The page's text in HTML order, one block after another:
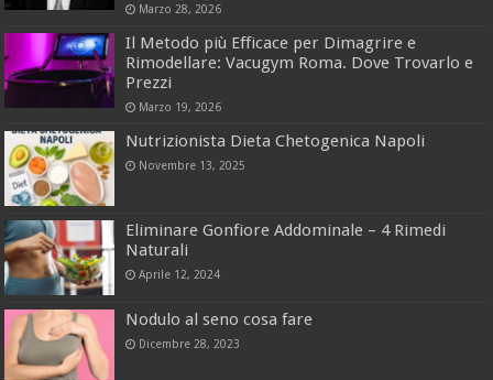
Marzo 28, 2026
Il Metodo più Efficace per Dimagrire e
Rimodellare: Vacugym Roma. Dove Trovarlo e
Prezzi
Marzo 19, 2026
Nutrizionista Dieta Chetogenica Napoli
Novembre 13, 2025
Eliminare Gonfiore Addominale – 4 Rimedi
Naturali
Aprile 12, 2024
Nodulo al seno cosa fare
Dicembre 28, 2023